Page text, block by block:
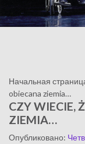
Начальная
obiecana ziemia…
CZY WIECIE,
ZIEMIA…
Опубликовано: